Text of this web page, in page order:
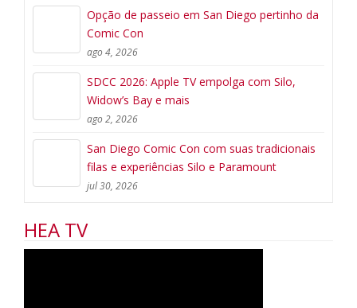
Opção de passeio em San Diego pertinho da
Comic Con
ago 4, 2026
SDCC 2026: Apple TV empolga com Silo,
Widow’s Bay e mais
ago 2, 2026
San Diego Comic Con com suas tradicionais
filas e experiências Silo e Paramount
jul 30, 2026
HEA TV